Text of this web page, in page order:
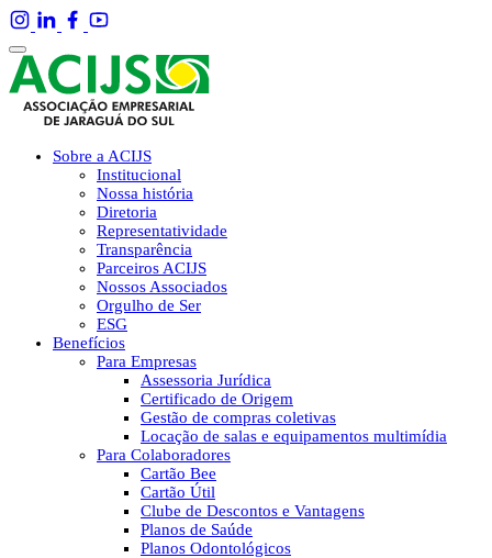
Sobre a ACIJS
Institucional
Nossa história
Diretoria
Representatividade
Transparência
Parceiros ACIJS
Nossos Associados
Orgulho de Ser
ESG
Benefícios
Para Empresas
Assessoria Jurídica
Certificado de Origem
Gestão de compras coletivas
Locação de salas e equipamentos multimídia
Para Colaboradores
Cartão Bee
Cartão Útil
Clube de Descontos e Vantagens
Planos de Saúde
Planos Odontológicos